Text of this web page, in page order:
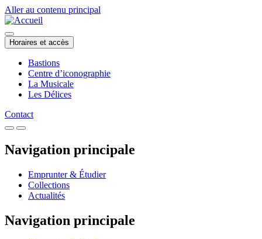
Aller au contenu principal
Horaires et accès
Bastions
Centre d’iconographie
La Musicale
Les Délices
Contact
Navigation principale
Emprunter & Étudier
Collections
Actualités
Navigation principale